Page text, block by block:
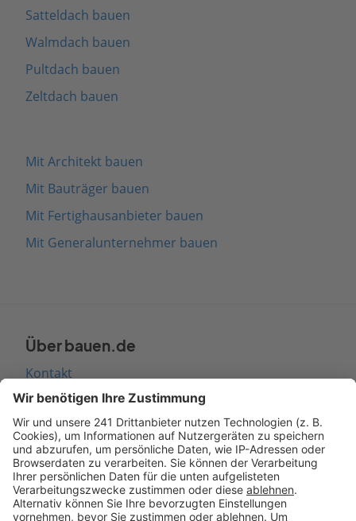
Satteldach bauen
Walmdach bauen
Pultdach bauen
Zeltdach bauen
Mit Architekt bauen
Mit Bauträger bauen
Mit Fertighausanbieter bauen
Mit Generalunternehmer bauen
Über bauen.de
Kontakt
Seitenaufbau
Barrierefreiheit
Cookie Einstellungen
Rechtliches